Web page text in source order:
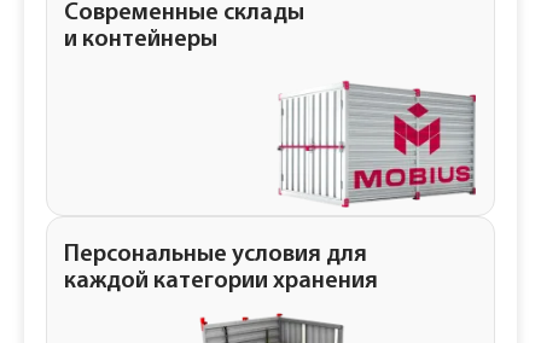
Современные склады
и контейнеры
Персональные условия для
каждой категории хранения